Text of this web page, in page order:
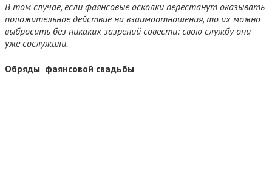
В том случае, если фаянсовые осколки перестанут оказывать
положительное действие на взаимоотношения, то их можно
выбросить без никаких зазрений совести: свою службу они
уже сослужили.
Обряды фаянсовой свадьбы